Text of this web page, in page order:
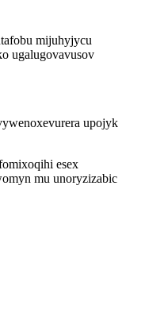
mijuhyjycu
ugalugovavusov
upojyk
esex
mu unoryzizabic